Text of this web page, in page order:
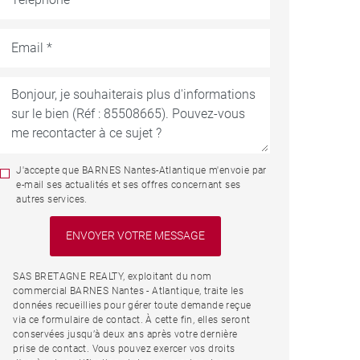
J'accepte que BARNES Nantes-Atlantique m'envoie par
e-mail ses actualités et ses offres concernant ses
autres services.
SAS BRETAGNE REALTY, exploitant du nom
commercial BARNES Nantes - Atlantique, traite les
données recueillies pour gérer toute demande reçue
via ce formulaire de contact. À cette fin, elles seront
conservées jusqu’à deux ans après votre dernière
prise de contact. Vous pouvez exercer vos droits